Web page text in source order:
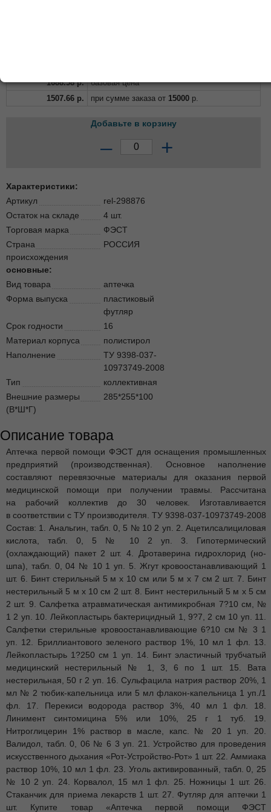
1688.58р.
базовая цена
1507.66 р. при сумме заказа от 15000 р.
Добавьте в корзину
– +
Характеристики:
Артикул
rel-298876
Остаток на складе
4 шт.
Торговая марка
ФЭСТ
Страна
происхождения
РОССИЯ
основные:
Вид товара
аптечка
Форма выпуска
пластиковый
футляр
Срок годности
16
Материал корпуса
полистирол
Наполнение
ТУ 9398-037-
10973749-2008
Тип
коллективная
Внешние размеры
(В*Ш*Г)
285*255*100
Описание товара
Аптечка первой помощи ФЭСТ для оснащения промышленных
предприятий (производственная). Основное наполнение
составляют перевязочные материалы для оказания первой
медицинской помощи при получении травмы. Рассчитана
на рабочий коллектив до 30 человек. Изготавливается
в соответствии с ТУ производителя. ТУ 9398-037-10973749-2008
Состав: 1. Анальгин, табл. 0, 5 № 10 2 уп. 2. Ацетилсалициловая
кислота, табл. 0, 5 № 10 2 уп. 3. Гипотермический
(охлаждающий) пакет 2 шт. 4. Дротаверина гидрохлорид (но-
шпа), табл. 0, 04 № 10 1 уп. 5. Жгут кровоостанавливающий 1
шт. 6. Бинт стерильный 5 м х 10 см или 5 м х 7 см 2 шт. 7. Бинт
нестерильный 5 м х 10 см 2 шт. 8. Бинт нестерильный 5 м х 5 см
2 шт. 9. Салфетка атравматическая антимикробная 7?10 см, №
1 2 уп. 10. Лейкопластырь бактерицидный 1, 9?7, 2 см 10 уп. 11.
Салфетки стерильные кровоостанавливающие 6?10 см № 3 1
уп. 12. Бриллиантового зеленого раствор 1%, 10 мл 1 фл. 13.
Лейкопластырь 1?250 см 1 уп. 14. Бинт эластичный трубчатый
медицинский нестерильный № 1, 3, 6 по 1 шт. 15. Вата
нестерильная, 50 г 2 уп. 16. Сульфацила натрия раствор 20%, 1
мл № 2 тюбик-капельница или 5 мл флакон-капельница 1 уп./1
фл. 17. Перекиси водорода раствор 3%, 40 мл 1 фл. 18.
Линимент синтомицина 5% или 10%, 25 г 1 туб. 19.
Нитроглицерин 1% раствор в масле, капс. № 20 1 уп. 20.
Валидол, табл. 0, 06 № 6 3 уп. 21. Устройство для проведения
искусственного дыхания «Рот-Устройство-Рот» 1 шт. 22. Аммиака
раствор 10%, 10 мл 1 фл. 23. Уголь активированный, табл. 0, 25
№ 10 2 уп. 24. Корвалол, 15 мл 1 фл. 25. Ножницы 1 шт. 26.
Стаканчик для приема лекарств 1 шт. 27. Футляр для аптечки 1
шт. Купите товар «Аптечка первой помощи ФЭСТ